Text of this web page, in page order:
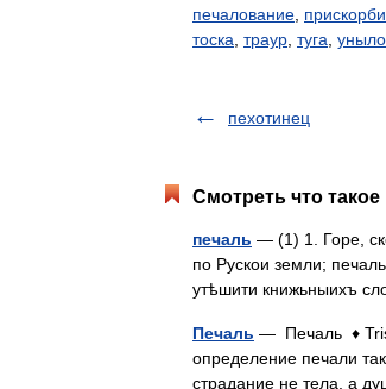
печалование
тоска траур туга
пехотинец
Смотреть что
печаль — (1) 1. Горе,
по Рускои земли;
утѣшити книжьныихъ
Печаль — Печаль ♦
определение печали
страдание не тела, а